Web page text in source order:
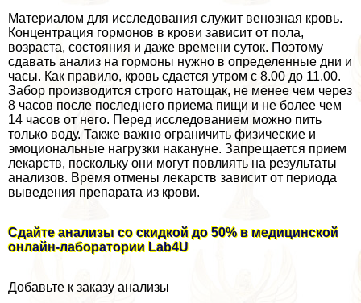
Материалом для исследования служит венозная кровь.
Концентрация гормонов в крови зависит от пола,
возраста, состояния и даже времени суток. Поэтому
сдавать анализ на гормоны нужно в определенные дни и
часы. Как правило, кровь сдается утром с 8.00 до 11.00.
Забор производится строго натощак, не менее чем через
8 часов после последнего приема пищи и не более чем
14 часов от него. Перед исследованием можно пить
только воду. Также важно ограничить физические и
эмоциональные нагрузки накануне. Запрещается прием
лекарств, поскольку они могут повлиять на результаты
анализов. Время отмены лекарств зависит от периода
выведения препарата из крови.
Сдайте анализы со скидкой до 50% в медицинской
онлайн-лаборатории Lab4U
Добавьте к заказу анализы